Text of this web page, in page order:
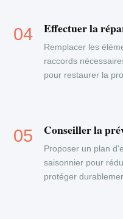
Effectuer la
Remplacer les
raccords
pour restaurer la
Conseiller la
Proposer un plan
saisonnier pour
protéger